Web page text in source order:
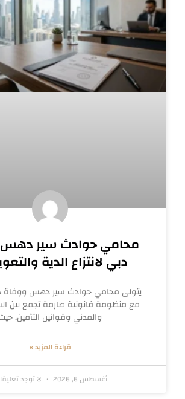
محامي حوادث سير
دبي لانتزاع الدية
يتولى محامي حوادث سير دهس ووفاة
مع منظومة قانونية صارمة تجمع بين
والمدني وقوانين التأمين،
قراءة المزيد »
أغسطس 6, 2026 لا توجد